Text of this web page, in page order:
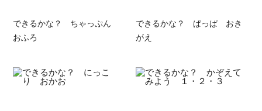
できるかな？ ちゃっぷん
おふろ
できるかな？ ぱっぱ おき
がえ